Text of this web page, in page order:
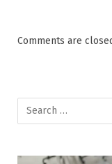
Comments are